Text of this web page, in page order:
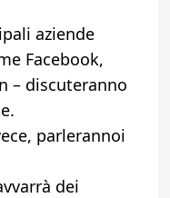
aziende
Facebook,
– discuteranno
parlerannoi
dei